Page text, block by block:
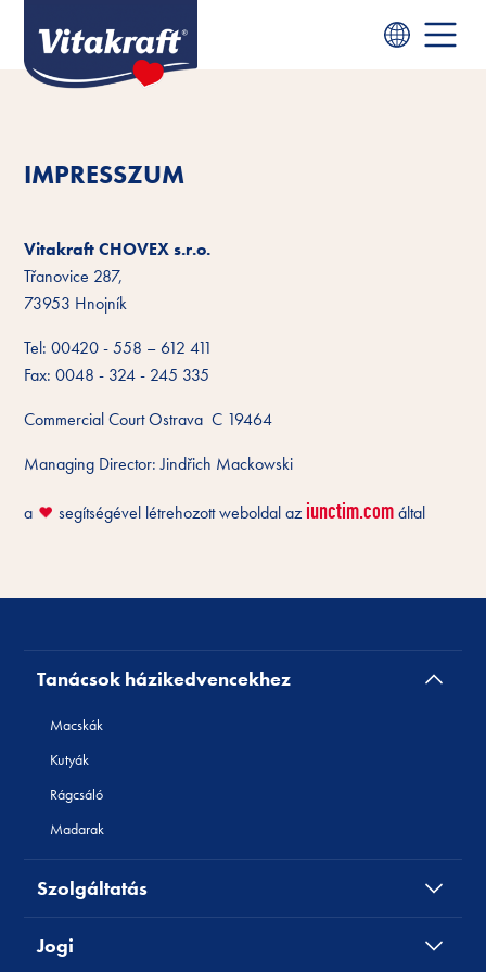
IMPRESSZUM
Vitakraft CHOVEX s.r.o.
Třanovice 287,
73953 Hnojník
Tel: 00420 - 558 – 612 411
Fax: 0048 - 324 - 245 335
Commercial Court Ostrava C 19464
Managing Director: Jindřich Mackowski
a ❤️ segítségével létrehozott weboldal az iunctim.comáltal
Tanácsok házikedvencekhez
Macskák
Kutyák
Rágcsáló
Madarak
Szolgáltatás
Jogi